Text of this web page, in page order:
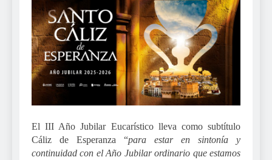
El III Año Jubilar Eucarístico lleva como subtítulo
Cáliz de Esperanza “para estar en sintonía y
continuidad con el Año Jubilar ordinario que estamos